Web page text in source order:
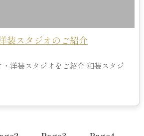
装スタジオのご紹介
洋装スタジオをご紹介 和装スタジ